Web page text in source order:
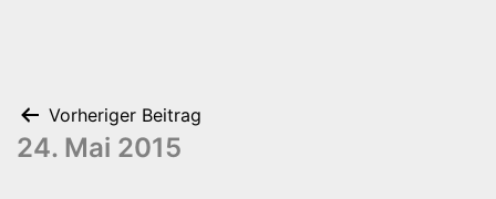
Beitragsnavigation
Vorheriger Beitrag
24. Mai 2015